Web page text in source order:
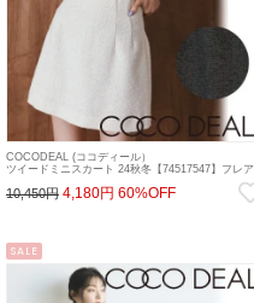
COCODEAL (ココディール）
ツイードミニスカート 24秋冬【74517547】フレア
10,450円 4,180円 60%OFF
SALE